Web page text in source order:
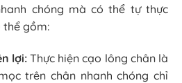
chóng mà có thể tự thực
thể gồm:
lợi:Thực hiện cạo lông chân là
trên chân nhanh chóng chỉ